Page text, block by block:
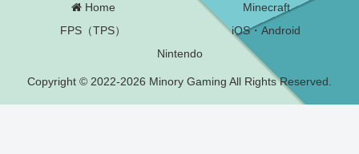
Home
Minecraft
FPS（TPS）
iOS・Android
Nintendo
Copyright © 2022-2026 Minory Gaming All Rights Reserved.